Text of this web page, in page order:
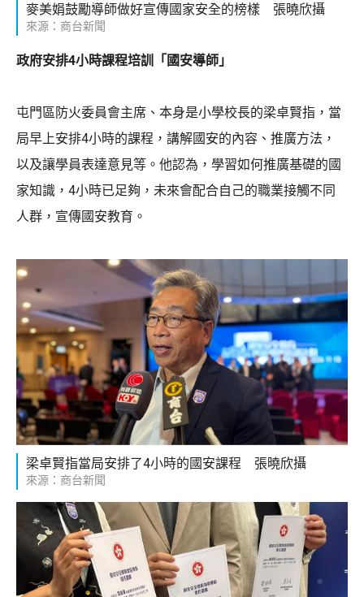
麥美娟鼓勵導師做好宣傳國家安全的榜樣 張曉欣攝
來源：商台新聞
政府安排4小時課程培訓「國安導師」
屯門區防火委員會主席、本身是小學校長的梁卓賢指，當
局早上安排4小時的課程，講解國安的內容、推廣方法，
以及讓學員表達意見等。他認為，學習如何推廣基礎的國
家知識，4小時已足夠，未來會配合自己的職業接觸不同
人群，宣傳國安教育。
梁卓賢指當局安排了4小時的國安課程 張曉欣攝
來源：商台新聞